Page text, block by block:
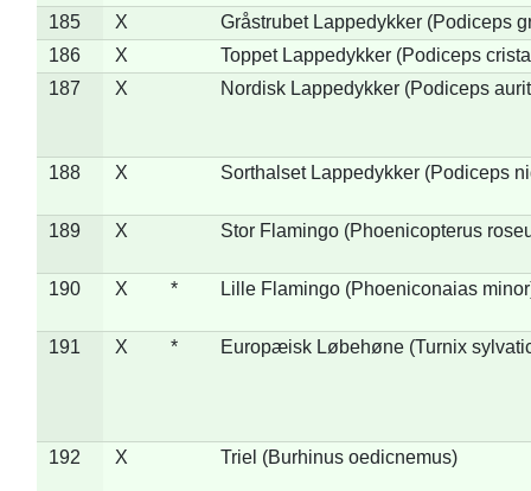
185
X
Gråstrubet Lappedykker (Podiceps
186
X
Toppet Lappedykker (Podiceps
187
X Nordisk Lappedykker (Podiceps
188 X Sorthalset Lappedykker (Podiceps
189 X Stor Flamingo (Phoenicopterus
190 X * Lille Flamingo (Phoeniconaias
191 X * Europæisk Løbehøne (Turnix
192 X Triel (Burhinus oedicnemus)